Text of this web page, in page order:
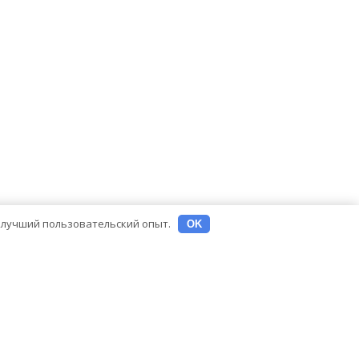
пользовательский опыт. OK